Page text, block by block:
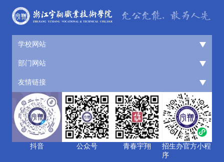
学校网站
部门网站
友情链接
抖音 公众号 青春宇翔
招生办官方小程
序